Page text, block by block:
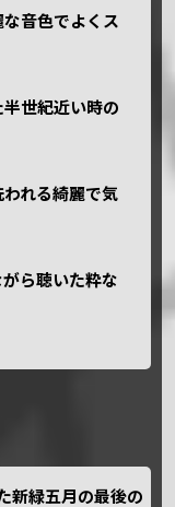
音色でよくス
世紀近い時の
れる綺麗で気
ら聴いた粋な
新緑五月の最後の